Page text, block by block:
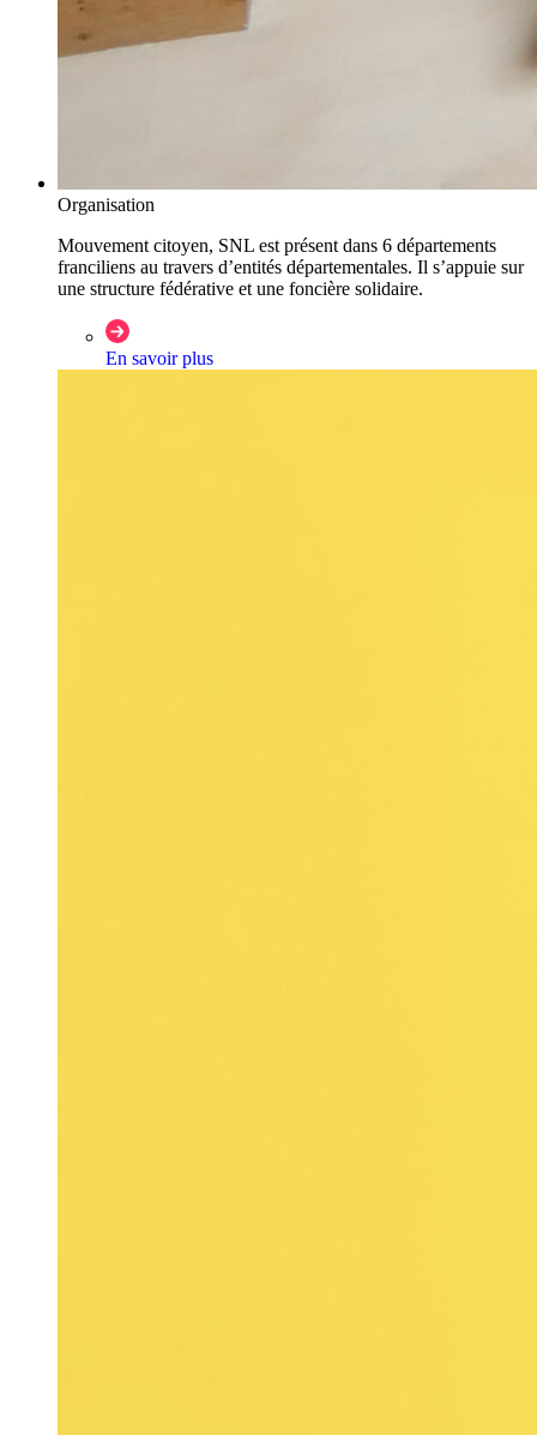
Organisation
Mouvement citoyen, SNL est présent dans 6 départements
franciliens au travers d’entités départementales. Il s’appuie sur
une structure fédérative et une foncière solidaire.
En savoir plus